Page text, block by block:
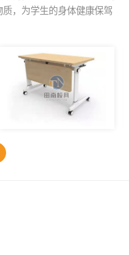
，为学生的身体健康保驾